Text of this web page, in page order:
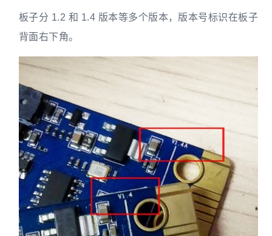
板子分 1.2 和 1.4 版本等多个版本，版本号标识在板子
背面右下角。